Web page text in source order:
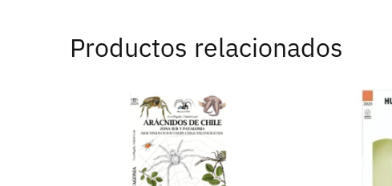
Productos relacionados